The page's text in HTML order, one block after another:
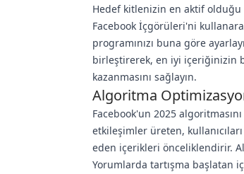
Hedef kitlenizin en aktif olduğu
Facebook İçgörüleri'ni
programınızı buna göre
birleştirerek, en iyi içeriğinizin
kazanmasını sağlayın.
Algoritma
Facebook'un 2025
etkileşimler üreten,
eden içerikleri önceliklendirir.
Yorumlarda tartışma başlatan